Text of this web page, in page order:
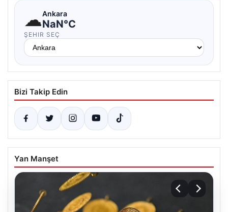
☁Ankara
NaN°C
ŞEHIR SEÇ
Bizi Takip Edin
Yan Manşet